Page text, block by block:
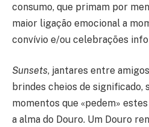
consumo, que primam por
maior ligação emocional a
convívio e/ou celebrações
Sunsets, jantares entre
brindes cheios de significado,
momentos que «pedem»
a alma do Douro. Um Douro